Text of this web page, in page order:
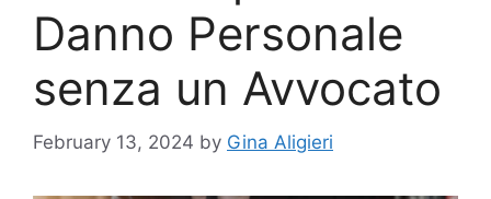
Danno Personale
senza un Avvocato
February 13, 2024 by Gina Aligieri